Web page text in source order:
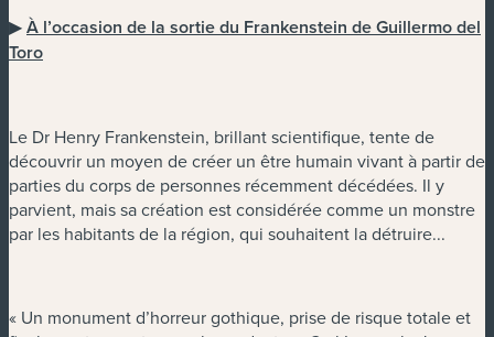
▶À l’occasion de la sortie du Frankenstein de Guillermo del
Toro
Le Dr Henry Frankenstein, brillant scientifique, tente de
découvrir un moyen de créer un être humain vivant à partir de
parties du corps de personnes récemment décédées. Il y
parvient, mais sa création est considérée comme un monstre
par les habitants de la région, qui souhaitent la détruire...
« Un monument d’horreur gothique, prise de risque totale et